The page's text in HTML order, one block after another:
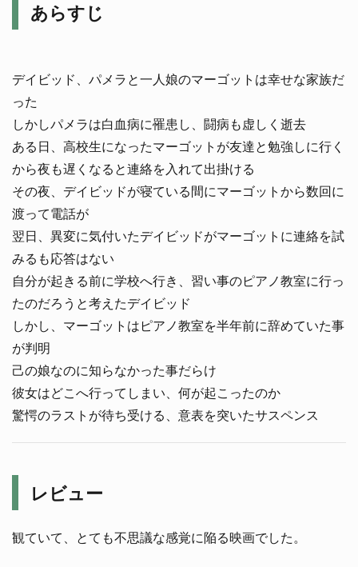
あらすじ
デイビッド、パメラと一人娘のマーゴットは幸せな家族だ
った
しかしパメラは白血病に罹患し、闘病も虚しく逝去
ある日、高校生になったマーゴットが友達と勉強しに行く
から夜も遅くなると連絡を入れて出掛ける
その夜、デイビッドが寝ている間にマーゴットから数回に
渡って電話が
翌日、異変に気付いたデイビッドがマーゴットに連絡を試
みるも応答はない
自分が起きる前に学校へ行き、習い事のピアノ教室に行っ
たのだろうと考えたデイビッド
しかし、マーゴットはピアノ教室を半年前に辞めていた事
が判明
己の娘なのに知らなかった事だらけ
彼女はどこへ行ってしまい、何が起こったのか
驚愕のラストが待ち受ける、意表を突いたサスペンス
レビュー
観ていて、とても不思議な感覚に陥る映画でした。